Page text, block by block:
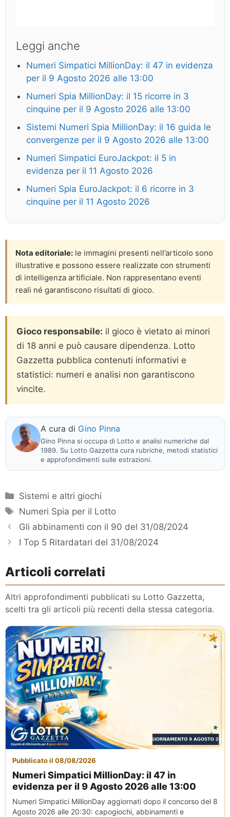
Leggi anche
Numeri Simpatici MillionDay: il 47 in evidenza
per il 9 Agosto 2026 alle 13:00
Numeri Spia MillionDay: il 15 ricorre in 3
cinquine per il 9 Agosto 2026 alle 13:00
Sistemi Numeri Spia MillionDay: il 16 guida le
convergenze per il 9 Agosto 2026 alle 13:00
Numeri Simpatici EuroJackpot: il 5 in
evidenza per il 11 Agosto 2026
Numeri Spia EuroJackpot: il 6 ricorre in 3
cinquine per il 11 Agosto 2026
Nota editoriale: le immagini presenti nell’articolo sono
illustrative e possono essere realizzate con strumenti
di intelligenza artificiale. Non rappresentano eventi
reali né garantiscono risultati di gioco.
Gioco responsabile: il gioco è vietato ai minori
di 18 anni e può causare dipendenza. Lotto
Gazzetta pubblica contenuti informativi e
statistici: numeri e analisi non garantiscono
vincite.
A cura di Gino Pinna
Gino Pinna si occupa di Lotto e analisi numeriche dal
1989. Su Lotto Gazzetta cura rubriche, metodi statistici
e approfondimenti sulle estrazioni.
Categorie
Sistemi e altri giochi
Tag
Numeri Spia per il Lotto
Gli abbinamenti con il 90 del 31/08/2024
I Top 5 Ritardatari del 31/08/2024
Articoli correlati
Altri approfondimenti pubblicati su Lotto Gazzetta,
scelti tra gli articoli più recenti della stessa categoria.
Pubblicato il 08/08/2026
Numeri Simpatici MillionDay: il 47 in
evidenza per il 9 Agosto 2026 alle 13:00
Numeri Simpatici MillionDay aggiornati dopo il concorso del 8
Agosto 2026 alle 20:30: capogiochi, abbinamenti e